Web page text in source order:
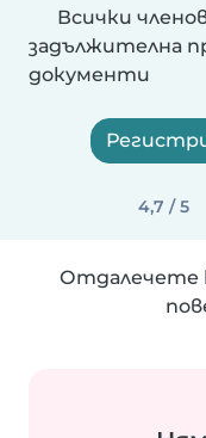
Всички
задължителна
документи
4,7 / 5
Отдалечете